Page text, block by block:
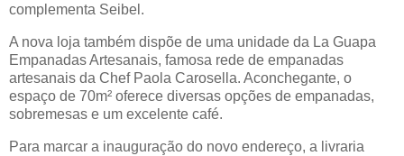
complementa Seibel.
A nova loja também dispõe de uma unidade da La Guapa
Empanadas Artesanais, famosa rede de empanadas
artesanais da Chef Paola Carosella. Aconchegante, o
espaço de 70m² oferece diversas opções de empanadas,
sobremesas e um excelente café.
Para marcar a inauguração do novo endereço, a livraria